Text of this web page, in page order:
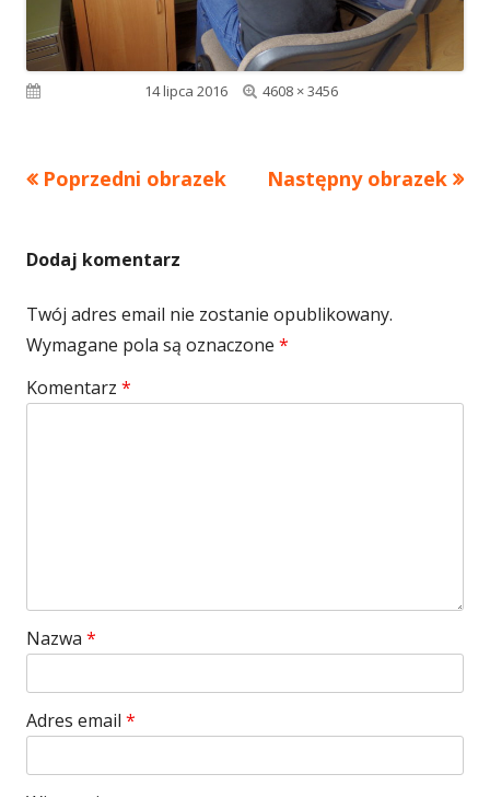
14 lipca 2016
Pełny
4608 × 3456
Poprzedni obrazek Następny obrazek
Dodaj komentarz
Twój adres email nie zostanie opublikowany.
Wymagane pola są oznaczone *
Komentarz *
Nazwa *
Adres email *